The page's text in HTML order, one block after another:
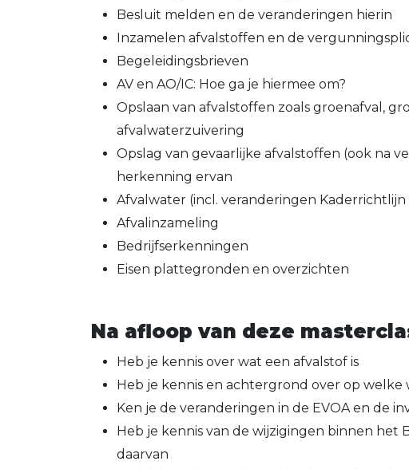
Besluit melden en de veranderingen hierin
Inzamelen afvalstoffen en de
Begeleidingsbrieven
AV en AO/IC: Hoe ga je hiermee om?
Opslaan van afvalstoffen zoals groenafval,
afvalwaterzuivering
Opslag van gevaarlijke afvalstoffen (ook na
herkenning ervan
Afvalwater (incl. veranderingen Kaderrichtlijn
Afvalinzameling
Bedrijfserkenningen
Eisen plattegronden en overzichten
Na afloop van deze
Heb je kennis over wat een afvalstof is
Heb je kennis en achtergrond over op welke
Ken je de veranderingen in de EVOA en de
Heb je kennis van de wijzigingen binnen het
daarvan